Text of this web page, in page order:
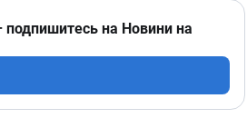
подпишитесь на Новини на